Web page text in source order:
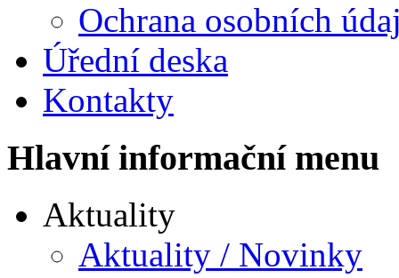
Ochrana osobních
Úřední deska
Kontakty
Hlavní informační menu
Aktuality
Aktuality / Novinky